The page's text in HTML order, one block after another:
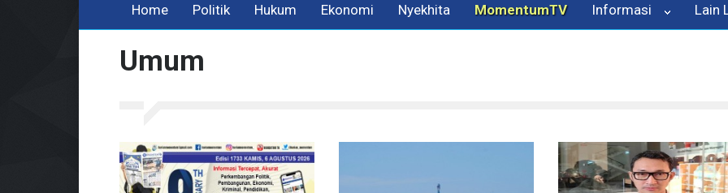
Home Politik Hukum Ekonomi Nyekhita MomentumTV Informasi Lain
Umum